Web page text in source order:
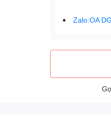
Zalo:OA